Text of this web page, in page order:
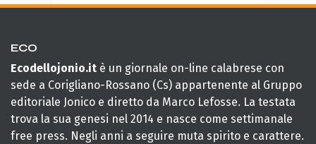
ECO
Ecodellojonio.it è un giornale on-line calabrese con
sede a Corigliano-Rossano (Cs) appartenente al Gruppo
editoriale Jonico e diretto da Marco Lefosse. La testata
trova la sua genesi nel 2014 e nasce come settimanale
free press. Negli anni a seguire muta spirito e carattere.